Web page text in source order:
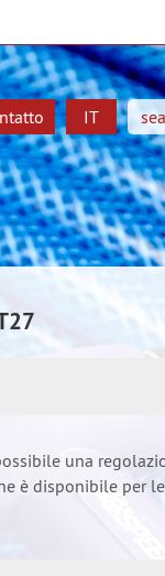
IT
una
è disponibile per le